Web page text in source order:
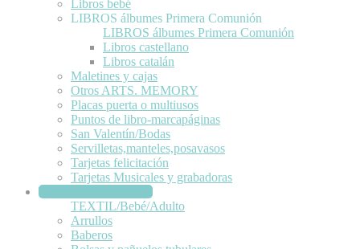
Libros bebé
LIBROS álbumes Primera Comunión
LIBROS álbumes Primera Comunión
Libros castellano
Libros catalán
Maletines y cajas
Otros ARTS. MEMORY
Placas puerta o multiusos
Puntos de libro-marcapáginas
San Valentín/Bodas
Servilletas,manteles,posavasos
Tarjetas felicitación
Tarjetas Musicales y grabadoras
TEXTIL/Bebé/Adulto
TEXTIL/Bebé/Adulto
Arrullos
Baberos